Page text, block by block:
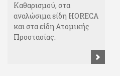
Καθαρισμού, στα
αναλώσιμα είδη HORECA
και στα είδη Ατομικής
Προστασίας.